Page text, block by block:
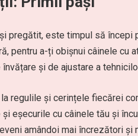
pregătit, este timpul să începi
pentru a-ți obișnui câinele cu
și de ajustare a
regulile și cerințele fiecărei
eșecurile cu câinele tău și
amândoi mai încrezători